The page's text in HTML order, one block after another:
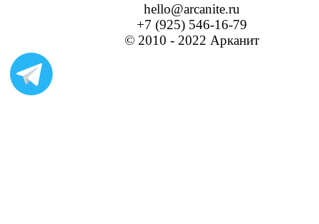
hello@arcanite.ru
+7 (925) 546-16-79
© 2010 - 2022 Арканит